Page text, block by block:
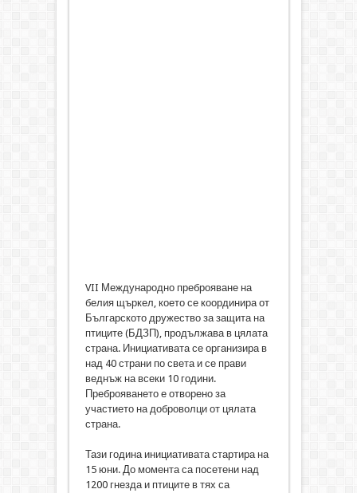
VII Международно преброяване на
белия щъркел, което се координира от
Българското дружество за защита на
птиците (БДЗП), продължава в цялата
страна. Инициативата се организира в
над 40 страни по света и се прави
веднъж на всеки 10 години.
Преброяването е отворено за
участието на доброволци от цялата
страна.
Тази година инициативата стартира на
15 юни. До момента са посетени над
1200 гнезда и птиците в тях са